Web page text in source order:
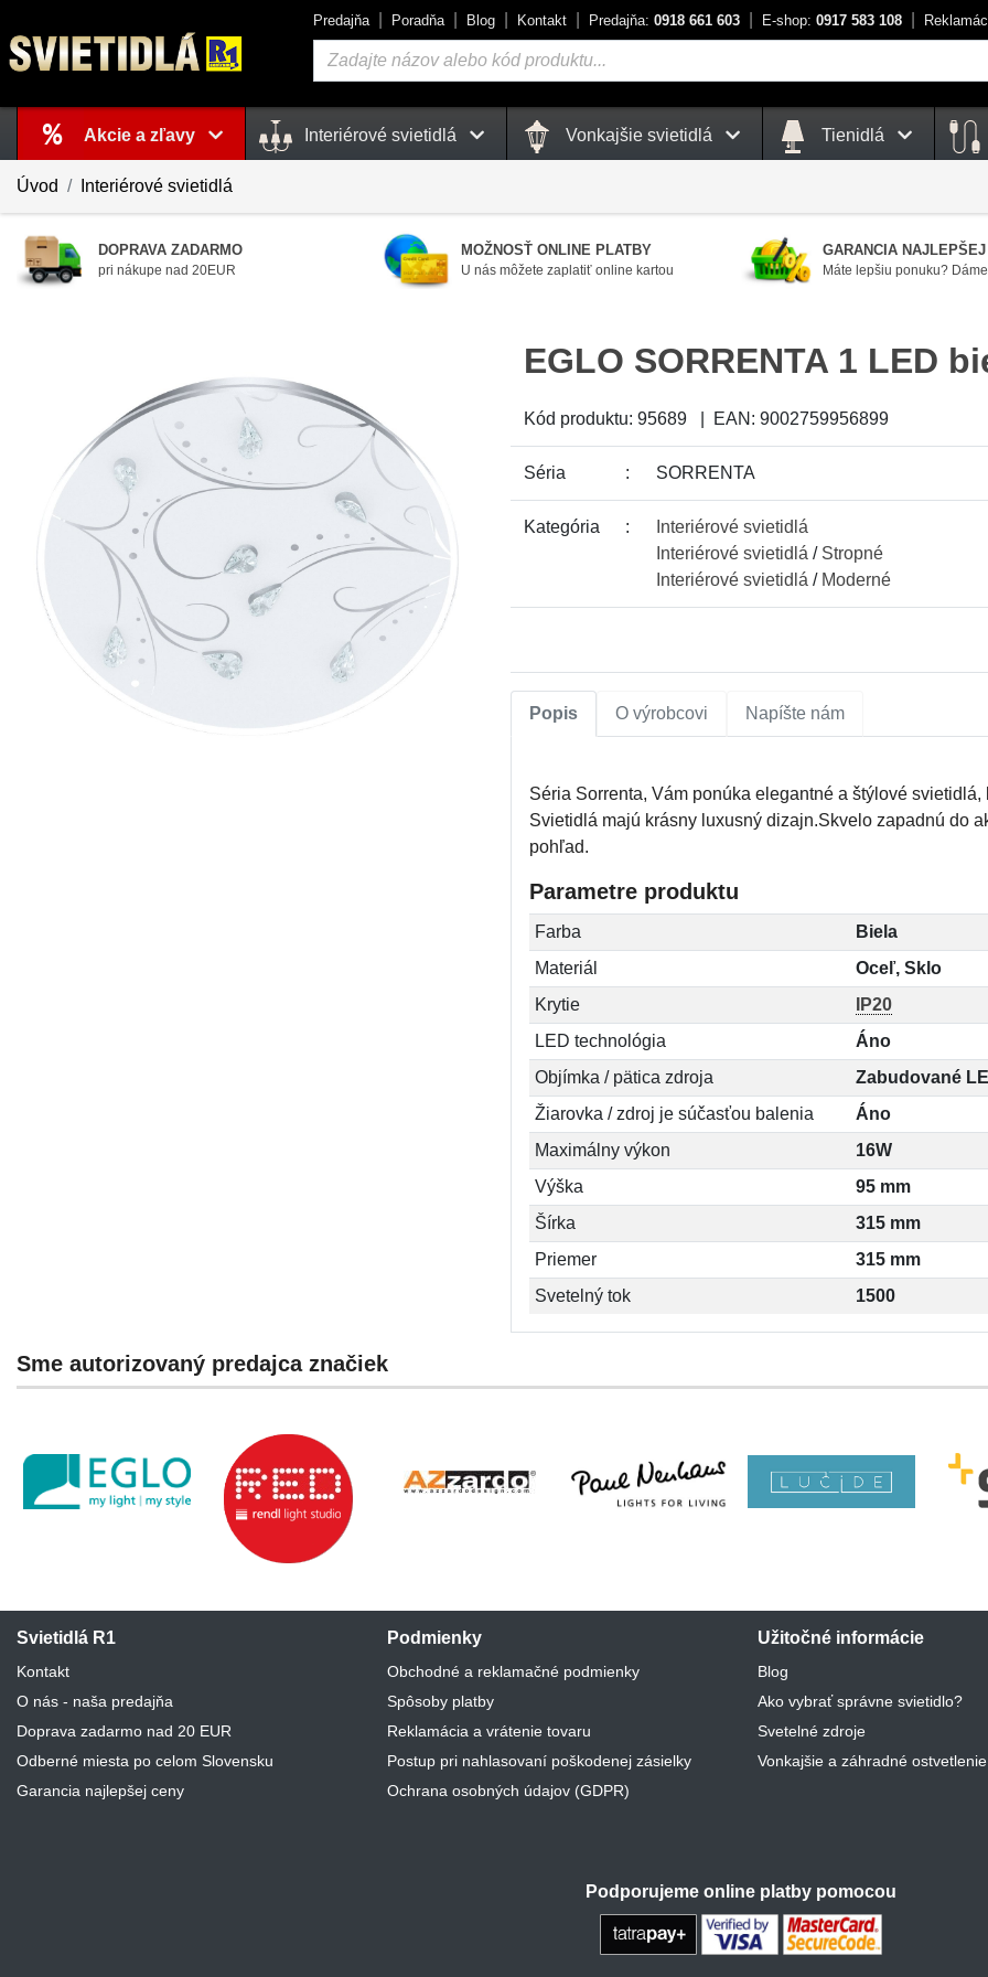
Predajňa Poradňa Blog Kontakt Predajňa: 0918 661 603 E-shop: 0917 583 108
Vyhľadávanie
Košík
je prázdny
Akcie a zľavy Interiérové svietidlá Vonkajšie svietidlá Tienidlá
Úvod Interiérové svietidlá
DOPRAVA ZADARMO
pri nákupe nad 20EUR
MOŽNOSŤ ONLINE PLATBY
U nás môžete zaplatiť online kartou
GARANCIA
Máte lepšiu ponuku?
EGLO SORRENTA 1 LED
Kód produktu: 95689 EAN: 9002759956899
Séria SORRENTA
Kategória Interiérové svietidlá
Interiérové svietidlá / Stropné
Interiérové svietidlá / Moderné
Popis O výrobcovi Napíšte nám
Séria Sorrenta, Vám ponúka elegantné a štýlové
Svietidlá majú krásny luxusný dizajn.Skvelo zapadnú do
pohľad.
Parametre produktu
Farba
Biela
Materiál
Oceľ, Sklo
Krytie
IP20
LED technológia
Áno
Objímka / pätica zdroja
Zabudované
Žiarovka / zdroj je súčasťou balenia
Áno
Maximálny výkon
16W
Výška
95 mm
Šírka
315 mm
Priemer
315 mm
Svetelný tok
1500
Sme autorizovaný predajca značiek
Svietidlá R1
Kontakt
O nás - naša predajňa
Doprava zadarmo nad 20 EUR
Odberné miesta po celom Slovensku
Garancia najlepšej ceny
Podmienky
Obchodné a reklamačné podmienky
Spôsoby platby
Reklamácia a vrátenie tovaru
Postup pri nahlasovaní poškodenej zásielky
Ochrana osobných údajov (GDPR)
Užitočné informácie
Blog
Ako vybrať správne svietidlo?
Svetelné zdroje
Vonkajšie a záhradné ostvetlenie
Podporujeme online platby pomocou